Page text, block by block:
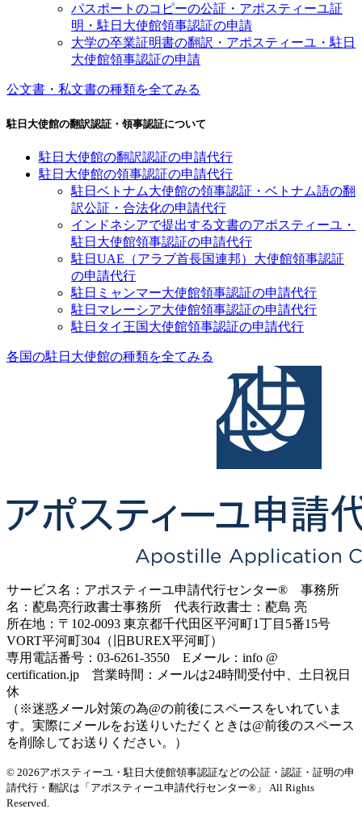
パスポートのコピーの公証・アポスティーユ証
明・駐日大使館領事認証の申請
大学の卒業証明書の翻訳・アポスティーユ・駐日
大使館領事認証の申請
公文書・私文書の種類を全てみる
駐日大使館の翻訳認証・領事認証について
駐日大使館の翻訳認証の申請代行
駐日大使館の領事認証の申請代行
駐日ベトナム大使館の領事認証・ベトナム語の翻
訳公証・合法化の申請代行
インドネシアで提出する文書のアポスティーユ・
駐日大使館領事認証の申請代行
駐日UAE（アラブ首長国連邦）大使館領事認証
の申請代行
駐日ミャンマー大使館領事認証の申請代行
駐日マレーシア大使館領事認証の申請代行
駐日タイ王国大使館領事認証の申請代行
各国の駐日大使館の種類を全てみる
サービス名：アポスティーユ申請代行センター® 事務所
名：蓜島亮行政書士事務所 代表行政書士：蓜島 亮
所在地：〒102-0093 東京都千代田区平河町1丁目5番15号
VORT平河町304（旧BUREX平河町）
専用電話番号：03-6261-3550 Eメール：info @
certification.jp 営業時間：メールは24時間受付中、土日祝日
休
（※迷惑メール対策の為@の前後にスペースをいれていま
す。実際にメールをお送りいただくときは@前後のスペース
を削除してお送りください。）
© 2026アポスティーユ・駐日大使館領事認証などの公証・認証・証明の申
請代行・翻訳は「アポスティーユ申請代行センター®」 All Rights
Reserved.